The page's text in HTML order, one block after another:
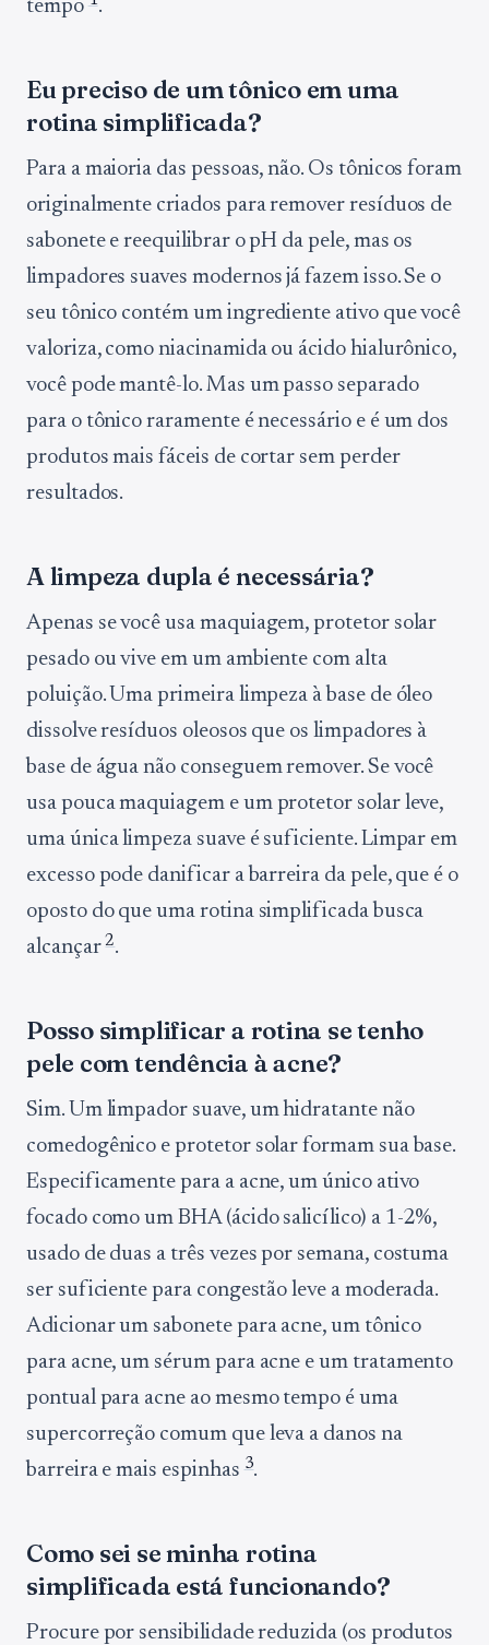
tempo .
Eu preciso de um tônico em uma
rotina simplificada?
Para a maioria das pessoas, não. Os tônicos foram
originalmente criados para remover resíduos de
sabonete e reequilibrar o pH da pele, mas os
limpadores suaves modernos já fazem isso. Se o
seu tônico contém um ingrediente ativo que você
valoriza, como niacinamida ou ácido hialurônico,
você pode mantê-lo. Mas um passo separado
para o tônico raramente é necessário e é um dos
produtos mais fáceis de cortar sem perder
resultados.
A limpeza dupla é necessária?
Apenas se você usa maquiagem, protetor solar
pesado ou vive em um ambiente com alta
poluição. Uma primeira limpeza à base de óleo
dissolve resíduos oleosos que os limpadores à
base de água não conseguem remover. Se você
usa pouca maquiagem e um protetor solar leve,
uma única limpeza suave é suficiente. Limpar em
excesso pode danificar a barreira da pele, que é o
oposto do que uma rotina simplificada busca
alcançar2.
Posso simplificar a rotina se tenho
pele com tendência à acne?
Sim. Um limpador suave, um hidratante não
comedogênico e protetor solar formam sua base.
Especificamente para a acne, um único ativo
focado como um BHA (ácido salicílico) a 1-2%,
usado de duas a três vezes por semana, costuma
ser suficiente para congestão leve a moderada.
Adicionar um sabonete para acne, um tônico
para acne, um sérum para acne e um tratamento
pontual para acne ao mesmo tempo é uma
supercorreção comum que leva a danos na
barreira e mais espinhas 3.
Como sei se minha rotina
simplificada está funcionando?
Procure por sensibilidade reduzida (os produtos